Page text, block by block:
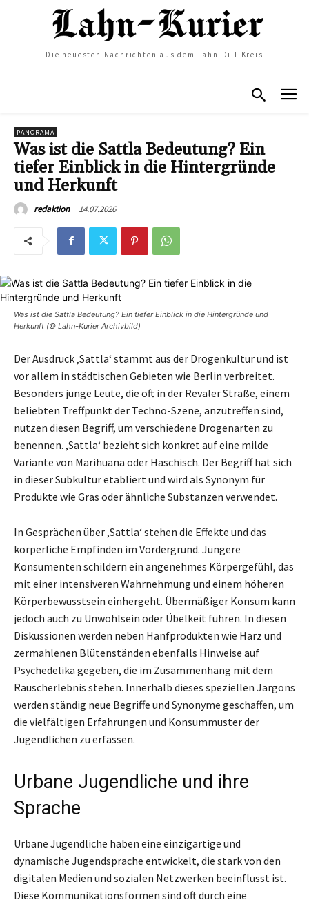
Die neuesten Nachrichten aus dem Lahn-Dill-Kreis
PANORAMA
Was ist die Sattla Bedeutung? Ein
tiefer Einblick in die Hintergründe
und Herkunft
redaktion 14.07.2026
Was ist die Sattla Bedeutung? Ein tiefer Einblick in die Hintergründe und
Herkunft (© Lahn-Kurier Archivbild)
Der Ausdruck ‚Sattla‘ stammt aus der Drogenkultur und ist
vor allem in städtischen Gebieten wie Berlin verbreitet.
Besonders junge Leute, die oft in der Revaler Straße, einem
beliebten Treffpunkt der Techno-Szene, anzutreffen sind,
nutzen diesen Begriff, um verschiedene Drogenarten zu
benennen. ‚Sattla‘ bezieht sich konkret auf eine milde
Variante von Marihuana oder Haschisch. Der Begriff hat sich
in dieser Subkultur etabliert und wird als Synonym für
Produkte wie Gras oder ähnliche Substanzen verwendet.
In Gesprächen über ‚Sattla‘ stehen die Effekte und das
körperliche Empfinden im Vordergrund. Jüngere
Konsumenten schildern ein angenehmes Körpergefühl, das
mit einer intensiveren Wahrnehmung und einem höheren
Körperbewusstsein einhergeht. Übermäßiger Konsum kann
jedoch auch zu Unwohlsein oder Übelkeit führen. In diesen
Diskussionen werden neben Hanfprodukten wie Harz und
zermahlenen Blütenständen ebenfalls Hinweise auf
Psychedelika gegeben, die im Zusammenhang mit dem
Rauscherlebnis stehen. Innerhalb dieses speziellen Jargons
werden ständig neue Begriffe und Synonyme geschaffen, um
die vielfältigen Erfahrungen und Konsummuster der
Jugendlichen zu erfassen.
Urbane Jugendliche und ihre
Sprache
Urbane Jugendliche haben eine einzigartige und
dynamische Jugendsprache entwickelt, die stark von den
digitalen Medien und sozialen Netzwerken beeinflusst ist.
Diese Kommunikationsformen sind oft durch eine